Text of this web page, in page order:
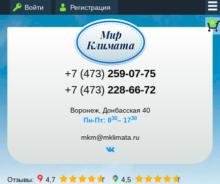
Войти Регистрация
0
+7 (473) 259-07-75
+7 (473) 228-66-72
Воронеж, Донбасская 40
Пн-Пт: 830– 1730
mkm@mklimata.ru
Отзывы: 4,7
4,5